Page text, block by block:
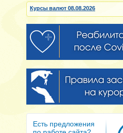
Курсы валют 08.08.2026
Есть предложения